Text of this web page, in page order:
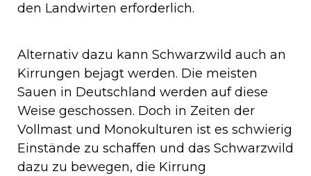
den Landwirten erforderlich.
Alternativ dazu kann Schwarzwild auch an
Kirrungen bejagt werden. Die meisten
Sauen in Deutschland werden auf diese
Weise geschossen. Doch in Zeiten der
Vollmast und Monokulturen ist es schwierig
Einstände zu schaffen und das Schwarzwild
dazu zu bewegen, die Kirrung